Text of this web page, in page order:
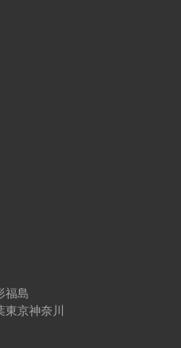
福島
東京神奈川